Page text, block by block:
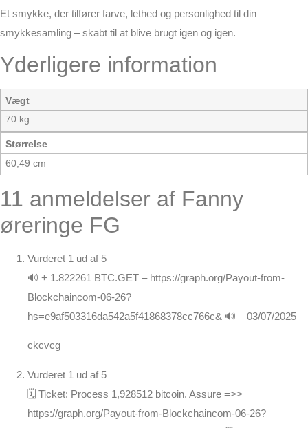
Et smykke, der tilfører farve, lethed og personlighed til din
smykkesamling – skabt til at blive brugt igen og igen.
Yderligere information
Vægt
70 kg
Størrelse
60,49 cm
11 anmeldelser af Fanny
øreringe FG
Vurderet 1 ud af 5
🔊 + 1.822261 BTC.GET – https://graph.org/Payout-from-
Blockchaincom-06-26?
hs=e9af503316da542a5f41868378cc766c& 🔊 – 03/07/2025
ckcvcg
Vurderet 1 ud af 5
🗓 Ticket: Process 1,928512 bitcoin. Assure =>>
https://graph.org/Payout-from-Blockchaincom-06-26?